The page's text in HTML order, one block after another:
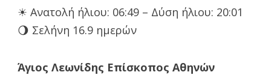
☀ Ανατολή ήλιου: 06:49 – Δύση ήλιου: 20:01
🌖 Σελήνη 16.9 ημερών
Άγιος Λεωνίδης Επίσκοπος Αθηνών